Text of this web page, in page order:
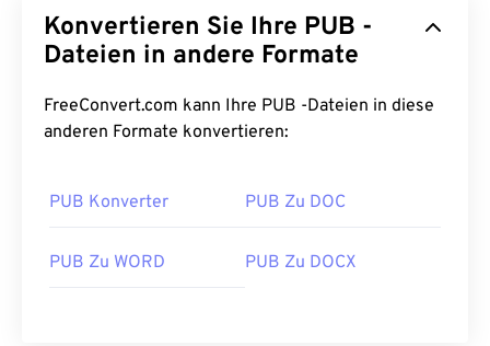
Konvertieren Sie Ihre PUB -
Dateien in andere Formate
FreeConvert.com kann Ihre PUB -Dateien in diese
anderen Formate konvertieren:
PUB Konverter PUB Zu DOC
PUB Zu WORD PUB Zu DOCX